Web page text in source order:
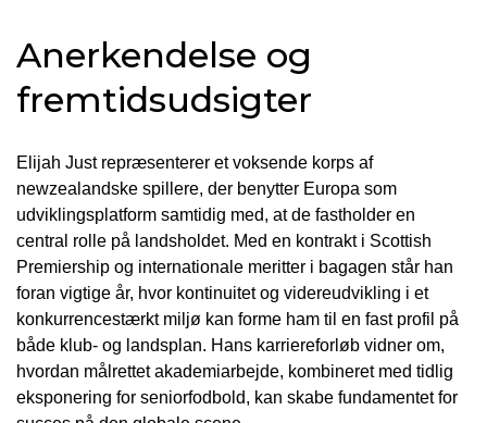
Anerkendelse og
fremtidsudsigter
Elijah Just repræsenterer et voksende korps af
newzealandske spillere, der benytter Europa som
udviklingsplatform samtidig med, at de fastholder en
central rolle på landsholdet. Med en kontrakt i Scottish
Premiership og internationale meritter i bagagen står han
foran vigtige år, hvor kontinuitet og videreudvikling i et
konkurrencestærkt miljø kan forme ham til en fast profil på
både klub- og landsplan. Hans karriereforløb vidner om,
hvordan målrettet akademiarbejde, kombineret med tidlig
eksponering for seniorfodbold, kan skabe fundamentet for